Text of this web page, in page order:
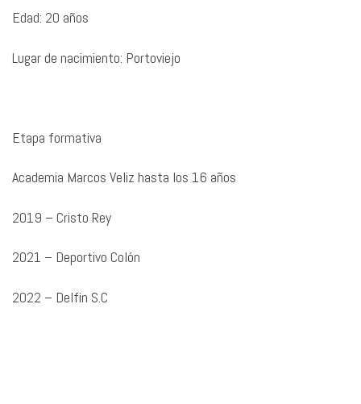
Edad: 20 años
Lugar de nacimiento: Portoviejo
Etapa formativa
Academia Marcos Veliz hasta los 16 años
2019 – Cristo Rey
2021 – Deportivo Colón
2022 – Delfin S.C